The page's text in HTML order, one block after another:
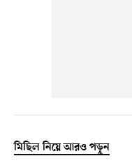
মিছিল নিয়ে আরও পড়ুন